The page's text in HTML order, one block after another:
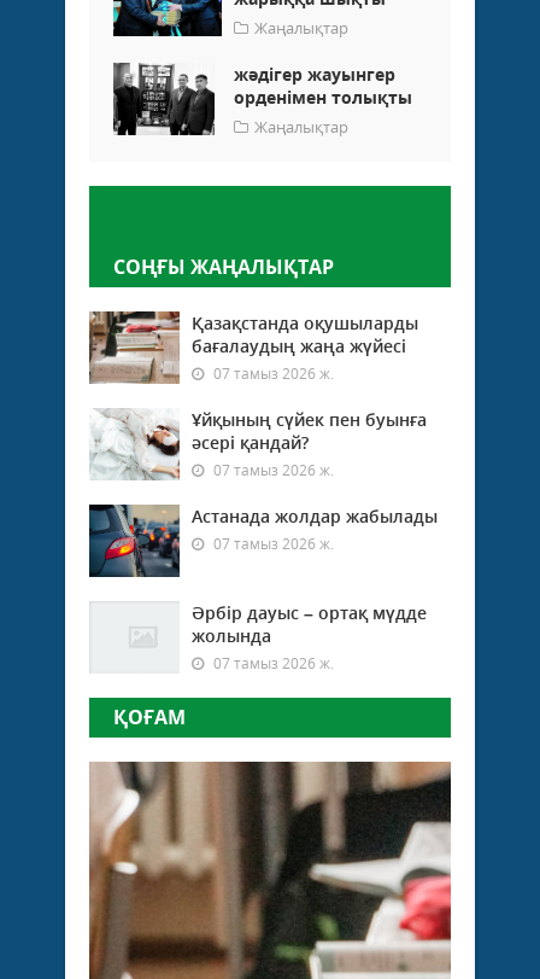
Жаңалықтар
жәдігер жауынгер
орденімен толықты
Жаңалықтар
СОҢҒЫ ЖАҢАЛЫҚТАР
Қазақстанда оқушыларды
бағалаудың жаңа жүйесі
07 тамыз 2026 ж.
Ұйқының сүйек пен буынға
әсері қандай?
07 тамыз 2026 ж.
Астанада жолдар жабылады
07 тамыз 2026 ж.
Әрбір дауыс – ортақ мүдде
жолында
07 тамыз 2026 ж.
ҚОҒАМ